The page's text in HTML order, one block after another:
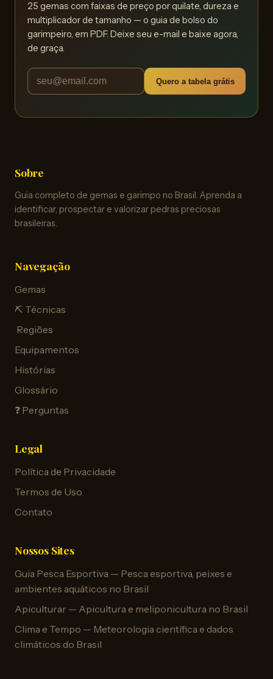
25 gemas com faixas de preço por quilate, dureza e
multiplicador de tamanho — o guia de bolso do
garimpeiro, em PDF. Deixe seu e-mail e baixe agora,
de graça.
Quero a tabela grátis
Sobre
Guia completo de gemas e garimpo no Brasil. Aprenda a
identificar, prospectar e valorizar pedras preciosas
brasileiras.
Navegação
Gemas
⛏️ Técnicas
️ Regiões
Equipamentos
Histórias
Glossário
❓ Perguntas
Legal
Política de Privacidade
Termos de Uso
Contato
Nossos Sites
Guia Pesca Esportiva — Pesca esportiva, peixes e
ambientes aquáticos no Brasil
Apiculturar — Apicultura e meliponicultura no Brasil
Clima e Tempo — Meteorologia científica e dados
climáticos do Brasil